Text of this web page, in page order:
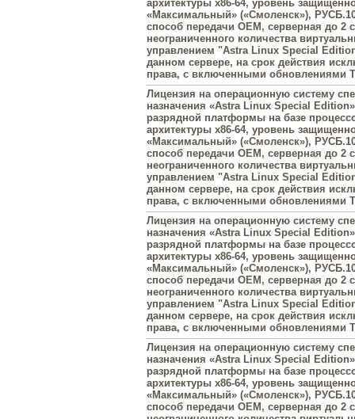
архитектуры х86-64, уровень
«Максимальный» («Смоленск»),
способ передачи OEM, серверная до 2
неограниченного количества
управлением "Astra Linux Special
данном сервере, на срок действия
права, с включенными обновлениями
Лицензия на операционную систему
назначения «Astra Linux Special
разрядной платформы на базе
архитектуры х86-64, уровень
«Максимальный» («Смоленск»),
способ передачи OEM, серверная до 2
неограниченного количества
управлением "Astra Linux Special
данном сервере, на срок действия
права, с включенными обновлениями
Лицензия на операционную систему
назначения «Astra Linux Special
разрядной платформы на базе
архитектуры х86-64, уровень
«Максимальный» («Смоленск»),
способ передачи OEM, серверная до 2
неограниченного количества
управлением "Astra Linux Special
данном сервере, на срок действия
права, с включенными обновлениями
Лицензия на операционную систему
назначения «Astra Linux Special
разрядной платформы на базе
архитектуры х86-64, уровень
«Максимальный» («Смоленск»),
способ передачи OEM, серверная до 2